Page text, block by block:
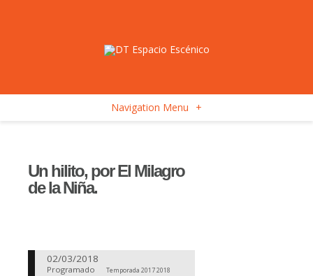
Navigation Menu +
Un hilito, por El Milagro
de la Niña.
02/03/2018
Programado
Temporada 2017 2018